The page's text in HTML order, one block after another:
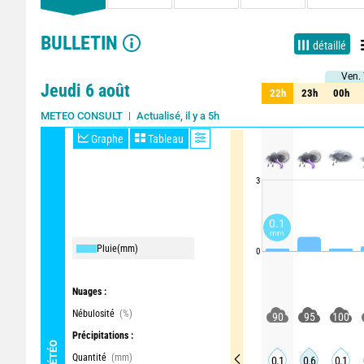
BULLETIN détaillé
Jeudi 6 août
METEO CONSULT Actualisé, il y a 5h
MÉTÉO
Graphe Tableau
Pluie(mm)
Nuages :
Nébulosité (%)
Précipitations :
Quantité (mm)
3
0
Ven.
22h 23h 00h
Ven.
22h 23h 00h
90 95 100
0.1 0.6 0.1
0.1
mm